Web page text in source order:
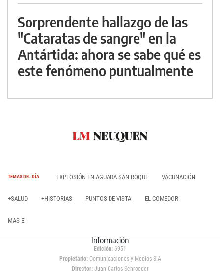
Sorprendente hallazgo de las
"Cataratas de sangre" en la
Antártida: ahora se sabe qué es
este fenómeno puntualmente
TEMAS DEL DÍA EXPLOSIÓN EN AGUADA SAN ROQUE VACUNACIÓN
+SALUD +HISTORIAS PUNTOS DE VISTA EL COMEDOR
MAS E
Información
Edición: 6951
Propietario:Comunicaciones y Medios S.A
Director: Juan Carlos Schroeder